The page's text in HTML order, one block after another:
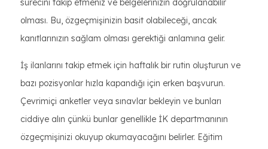
sürecini takip etmeniz ve belgelerinizin doğrulanabilir
olması. Bu, özgeçmişinizin basit olabileceği, ancak
kanıtlarınızın sağlam olması gerektiği anlamına gelir.
İş ilanlarını takip etmek için haftalık bir rutin oluşturun ve
bazı pozisyonlar hızla kapandığı için erken başvurun.
Çevrimiçi anketler veya sınavlar bekleyin ve bunları
ciddiye alın çünkü bunlar genellikle İK departmanının
özgeçmişinizi okuyup okumayacağını belirler. Eğitim